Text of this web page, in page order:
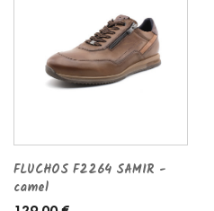
FLUCHOS F2264 SAMIR -
camel